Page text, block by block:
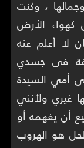
، وكنت
الأرض
لا أعلم عنه
فى جسدي
أمي السيدة
غيري ولأنني
أن يفهمه أو
هو الهروب